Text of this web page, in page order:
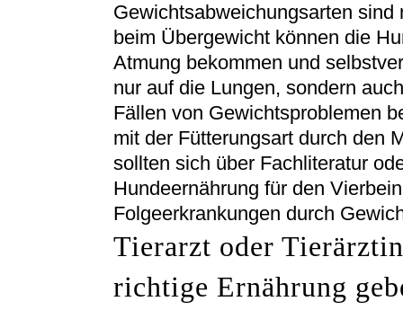
Gewichtsabweichungsarten
beim Übergewicht können die
Atmung bekommen und
nur auf die Lungen, sondern
Fällen von Gewichtsproblemen
mit der Fütterungsart durch den
sollten sich über Fachliteratur
Hundeernährung für den
Folgeerkrankungen durch
Tierarzt oder
richtige Ernährung